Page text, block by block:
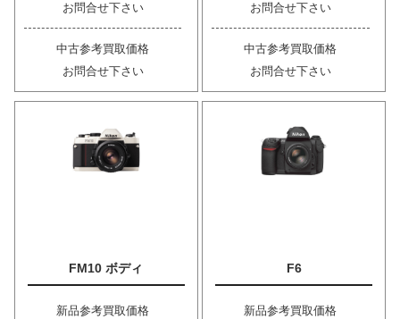
お問合せ下さい
中古参考買取価格
お問合せ下さい
お問合せ下さい
中古参考買取価格
お問合せ下さい
FM10 ボディ
新品参考買取価格
F6
新品参考買取価格